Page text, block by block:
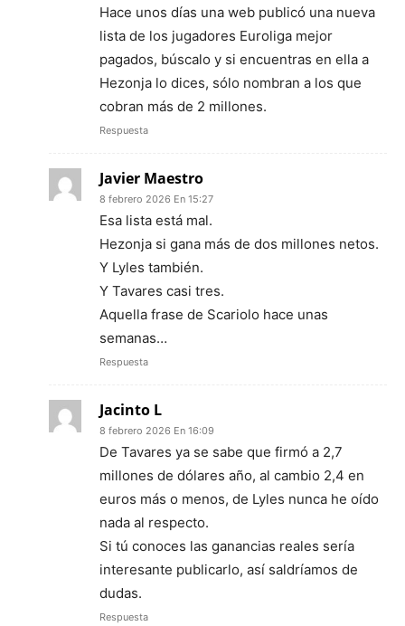
Hace unos días una web publicó una nueva
lista de los jugadores Euroliga mejor
pagados, búscalo y si encuentras en ella a
Hezonja lo dices, sólo nombran a los que
cobran más de 2 millones.
Respuesta
Javier Maestro
8 febrero 2026 En 15:27
Esa lista está mal.
Hezonja si gana más de dos millones netos.
Y Lyles también.
Y Tavares casi tres.
Aquella frase de Scariolo hace unas
semanas…
Respuesta
Jacinto L
8 febrero 2026 En 16:09
De Tavares ya se sabe que firmó a 2,7
millones de dólares año, al cambio 2,4 en
euros más o menos, de Lyles nunca he oído
nada al respecto.
Si tú conoces las ganancias reales sería
interesante publicarlo, así saldríamos de
dudas.
Respuesta